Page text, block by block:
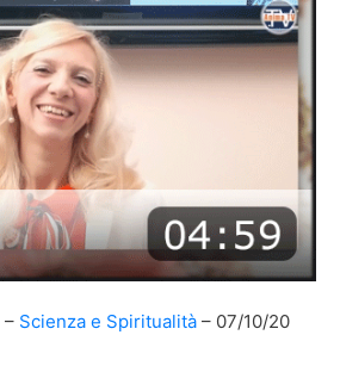
Scienza e Spiritualità 07/10/20